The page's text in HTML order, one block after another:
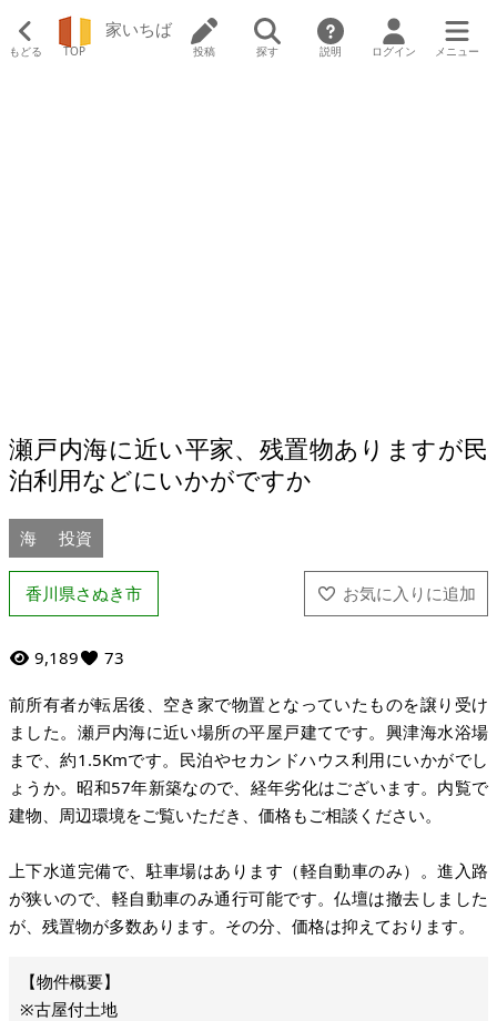
もどる TOP
家いちば
投稿 探す 説明 ログイン メニュー
瀬戸内海に近い平家、残置物ありますが民
泊利用などにいかがですか
海 投資
香川県さぬき市
9,189 73
前所有者が転居後、空き家で物置となっていたものを譲り受け
ました。瀬戸内海に近い場所の平屋戸建てです。興津海水浴場
まで、約1.5Kmです。民泊やセカンドハウス利用にいかがでし
ょうか。昭和57年新築なので、経年劣化はございます。内覧で
建物、周辺環境をご覧いただき、価格もご相談ください。
上下水道完備で、駐車場はあります（軽自動車のみ）。進入路
が狭いので、軽自動車のみ通行可能です。仏壇は撤去しました
が、残置物が多数あります。その分、価格は抑えております。
※古屋付土地